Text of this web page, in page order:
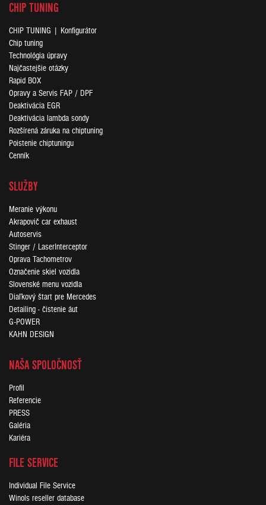
CHIP TUNING
CHIP TUNING | Konfigurátor
Chip tuning
Technológia úpravy
Najčastejšie otázky
Rapid BOX
Opravy a Servis FAP / DPF
Deaktivácia EGR
Deaktivácia lambda sondy
Rozšírená záruka na chiptuning
Poistenie chiptuningu
Cenník
SLUŽBY
Meranie výkonu
Akrapovič car exhaust
Autoservis
Stinger / LaserInterceptor
Oprava Tachometrov
Označenie skiel vozidla
Slovenské menu vozidla
Diaľkový štart pre Mercedes
Detailing - čistenie áut
G-POWER
KAHN DESIGN
NAŠA SPOLOČNOSŤ
Profil
Referencie
PRESS
Galéria
Kariéra
FILE SERVICE
Individual File Service
Winols reseller database